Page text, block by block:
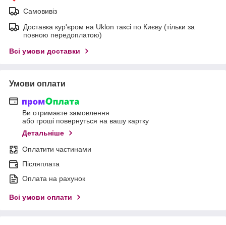
Самовивіз
Доставка кур'єром на Uklon таксі по Києву (тільки за
повною передоплатою)
Всі умови доставки
Умови оплати
Ви отримаєте замовлення
або гроші повернуться на вашу картку
Детальніше
Оплатити частинами
Післяплата
Оплата на рахунок
Всі умови оплати